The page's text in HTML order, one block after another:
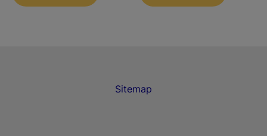
Sitemap